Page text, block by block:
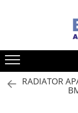
Accesorii
Covorase
ODORIZANTE
RADIATOR